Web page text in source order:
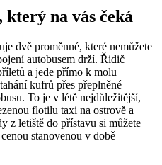
na vás čeká
dvě proměnné, které nemůžete
autobusem drží. Řidič
a jede přímo k molu
kufrů přes přeplněné
To je v létě nejdůležitější,
flotilu taxi na ostrově a
z letiště do přístavu si můžete
cenou stanovenou v době